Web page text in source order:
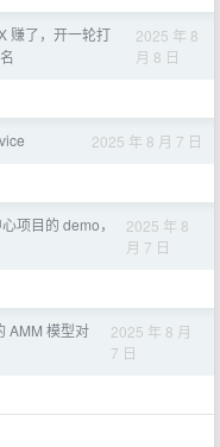
赚了，开一轮打
2025 年 8
月 8 日
2025 年 8 月 7 日
项目的 demo，
2025 年 8
月 7 日
AMM 模型对
2025 年 8 月
7 日